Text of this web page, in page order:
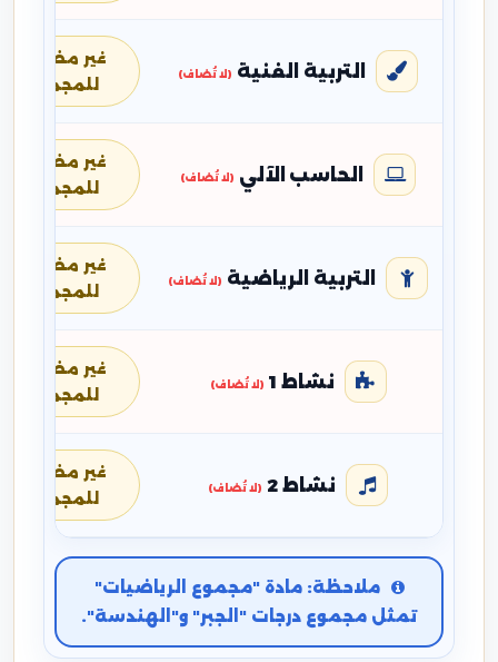
التربية الفنية (لا تُضاف)
غير مضافة
للمجموع
الحاسب الآلي (لا تُضاف)
غير مضافة
للمجموع
التربية الرياضية (لا تُضاف)
غير مضافة
للمجموع
نشاط 1 (لا تُضاف)
غير مضافة
للمجموع
نشاط 2 (لا تُضاف)
غير مضافة
للمجموع
ملاحظة: مادة "مجموع الرياضيات"
تمثل مجموع درجات "الجبر" و"الهندسة".